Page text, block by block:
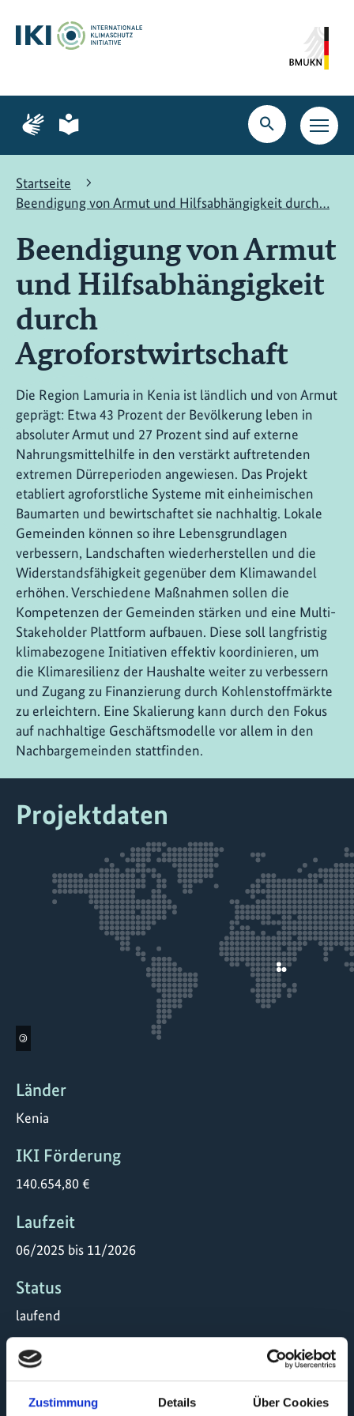
Zustimmung Details Über Cookies
Hauptinhalt
springen
Suche
springen
Hauptnavigation
springen
Zur
Seite
Gebärdensprache
Zur
Seite
leichte
Suche
öffnen
Startseite
Beendigung von Armut und Hilfsabhängigkeit durch…
Beendigung von Armut
und Hilfsabhängigkeit
durch
Agroforstwirtschaft
Die Region Lamuria in Kenia ist ländlich und von Armut
geprägt: Etwa 43 Prozent der Bevölkerung leben in
absoluter Armut und 27 Prozent sind auf externe
Nahrungsmittelhilfe in den verstärkt auftretenden
extremen Dürreperioden angewiesen. Das Projekt
etabliert agroforstliche Systeme mit einheimischen
Baumarten und bewirtschaftet sie nachhaltig. Lokale
Gemeinden können so ihre Lebensgrundlagen
verbessern, Landschaften wiederherstellen und die
Widerstandsfähigkeit gegenüber dem Klimawandel
erhöhen. Verschiedene Maßnahmen sollen die
Kompetenzen der Gemeinden stärken und eine Multi-
Stakeholder Plattform aufbauen. Diese soll langfristig
klimabezogene Initiativen effektiv koordinieren, um
die Klimaresilienz der Haushalte weiter zu verbessern
und Zugang zu Finanzierung durch Kohlenstoffmärkte
zu erleichtern. Eine Skalierung kann durch den Fokus
auf nachhaltige Geschäftsmodelle vor allem in den
Nachbargemeinden stattfinden.
Projektdaten
©
Länder
Kenia
IKI Förderung
140.654,80 €
Laufzeit
06/2025 bis 11/2026
Status
laufend
Durchführungs -organisation
Help Self Help Centre